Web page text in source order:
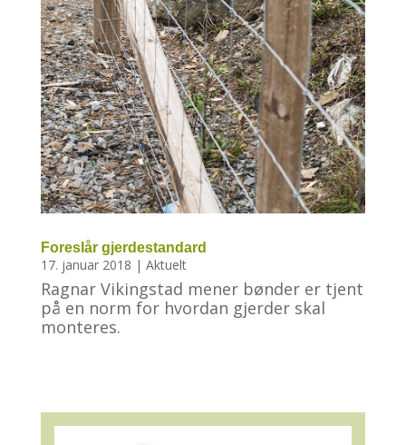
Foreslår gjerdestandard
17. januar 2018 | Aktuelt
Ragnar Vikingstad mener bønder er tjent
på en norm for hvordan gjerder skal
monteres.